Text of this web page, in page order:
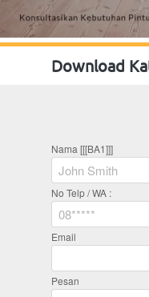
Download
Nama [[[BA1]]]
No Telp / WA :
Email
Pesan